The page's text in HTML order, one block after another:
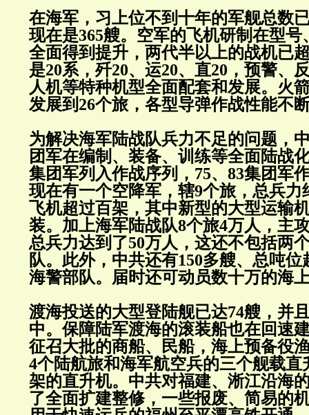
在海军，习上位不到十年的军舰总数
现在是365艘。空军的飞机研制在型
全面得到提升，两代半以上的战机已
是20系，歼20、运20、直20，预警、
人机等特种机型全面配套和发展。火
发展到26个旅，各型导弹作战性能不
为解决海军陆战队兵力不足的问题，
团军在编制、装备、训练等全面陆战
集团军列入作战序列，75、83集团军
现在有一个空降军，辖9个旅，总兵力
飞机超过百架，其中新型的大型运输
装。加上海军陆战队8个旅4万人，主
总兵力达到了50万人，这还不包括两
队。此外，中共还有150多艘、总吨位
海警部队。届时还可动员数十万的海
渡海投送的大型登陆舰已达74艘，并
中。保障陆军渡海的滚装船也在回速
征召大批的商船、民船，海上预备役
4个陆航旅和海军航空兵的三个舰载直
架的直升机。中共对福建、淅江沿海
了全面扩建整修，一些报废、简易的